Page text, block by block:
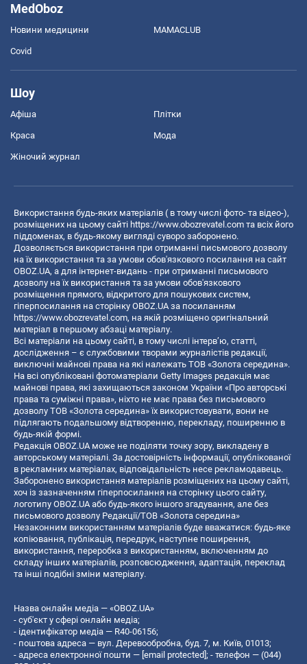
MedOboz
Новини медицини MAMACLUB
Covid
Шоу
Афіша Плітки
Краса Мода
Жіночий журнал
Використання будь-яких матеріалів ( в тому числі фото- та відео-),
розміщених на цьому сайті https://www.obozrevatel.com та всіх його
піддоменах, в будь-якому вигляді суворо заборонено.
Дозволяється використання при отриманні письмового дозволу
на їх використання та за умови обов'язкового посилання на сайт
OBOZ.UA, а для інтернет-видань - при отриманні письмового
дозволу на їх використання та за умови обов'язкового
розміщення прямого, відкритого для пошукових систем,
гіперпосилання на сторінку OBOZ.UA за посиланням
https://www.obozrevatel.com, на якій розміщено оригінальний
матеріал в першому абзаці матеріалу.
Всі матеріали на цьому сайті, в тому числі інтерв’ю, статті,
дослідження – є службовими творами журналістів редакції,
виключні майнові права на які належать ТОВ «Золота середина».
На всі опубліковані фотоматеріали Getty Images редакція має
майнові права, які захищаються законом України «Про авторські
права та суміжні права», ніхто не має права без письмового
дозволу ТОВ «Золота середина» їх використовувати, вони не
підлягають подальшому відтворенню, перекладу, поширенню в
будь-якій формі.
Редакція OBOZ.UA може не поділяти точку зору, викладену в
авторському матеріалі. За достовірність інформації, опублікованої
в рекламних матеріалах, відповідальність несе рекламодавець.
Заборонено використання матеріалів розміщених на цьому сайті,
хоч із зазначенням гіперпосилання на сторінку цього сайту,
логотипу OBOZ.UA або будь-якого іншого згадування, але без
письмового дозволу Редакції/ТОВ «Золота середина»
Незаконним використанням матеріалів буде вважатися: будь-яке
копiювання, публiкацiя, передрук, наступне поширення,
використання, переробка з використанням, включенням до
складу інших матеріалів, розповсюдження, адаптація, переклад
та інші подібні зміни матеріалу.
Назва онлайн медіа — «OBOZ.UA»
- суб'єкт у сфері онлайн медіа;
- ідентифікатор медіа — R40-06156;
- поштова адреса — вул. Деревообробна, буд. 7, м. Київ, 01013;
- адреса електронної пошти — [email protected]; - телефон — (044)